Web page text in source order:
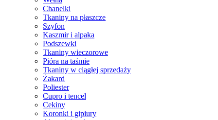
Chanelki
Tkaniny na płaszcze
Szyfon
Kaszmir i alpaka
Podszewki
Tkaniny wieczorowe
Pióra na taśmie
Tkaniny w ciągłej sprzedaży
Żakard
Poliester
Cupro i tencel
Cekiny
Koronki i gipiury